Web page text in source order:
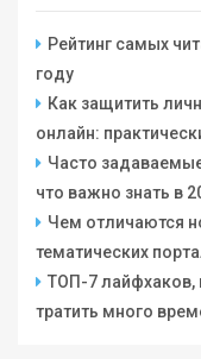
Рейтинг самых
году
Как защитить
онлайн:
Часто
что важно знать в
Чем отличаются
тематических
ТОП-7 лайфхаков,
тратить много